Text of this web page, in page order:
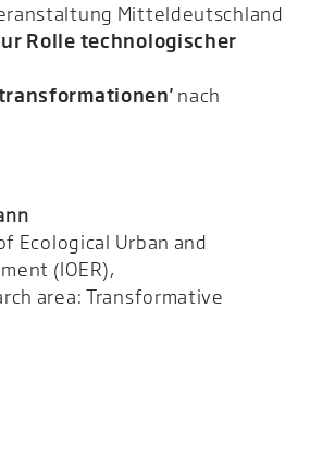
Mitteldeutschland
Rolle technologischer
nach
Ecological Urban and
(IOER),
area: Transformative